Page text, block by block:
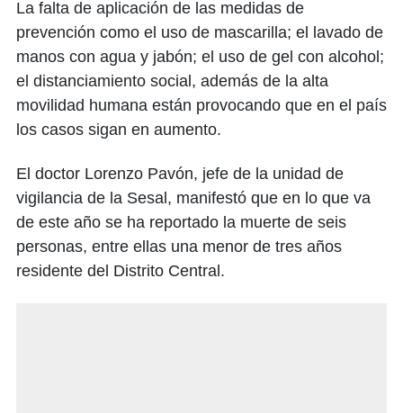
La falta de aplicación de las medidas de
prevención como el uso de mascarilla; el lavado de
manos con agua y jabón; el uso de gel con alcohol;
el distanciamiento social, además de la alta
movilidad humana están provocando que en el país
los casos sigan en aumento.
El doctor Lorenzo Pavón, jefe de la unidad de
vigilancia de la Sesal, manifestó que en lo que va
de este año se ha reportado la muerte de seis
personas, entre ellas una menor de tres años
residente del Distrito Central.